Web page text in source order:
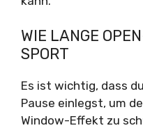
WIE LANGE
SPORT
Es ist wichtig, dass
Pause einlegst, um
Window-Effekt zu